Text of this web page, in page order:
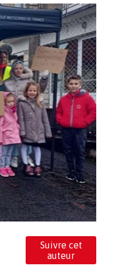
Suivre cet
auteur